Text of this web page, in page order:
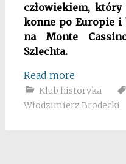
człowiekiem,
konne po Europie i
na Monte
Szlechta.
Read more
Klub historyka
Włodzimierz Brodecki